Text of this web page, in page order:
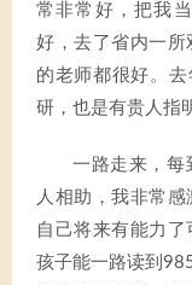
常非常好，把我
好，去了省内一所
的老师都很好。
研，也是有贵人指
一路走来，每
人相助，我非常
自己将来有能力
孩子能一路读到